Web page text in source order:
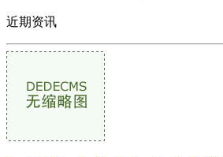
近期资讯